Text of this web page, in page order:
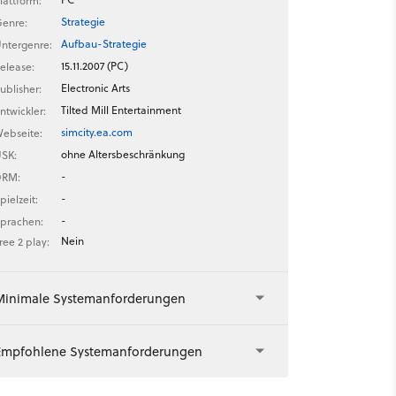
Strategie
Aufbau-Strategie
15.11.2007 (PC)
Electronic Arts
Tilted Mill Entertainment
simcity.ea.com
ohne Altersbeschränkung
-
-
-
2 play:
Nein
Systemanforderungen
Systemanforderungen